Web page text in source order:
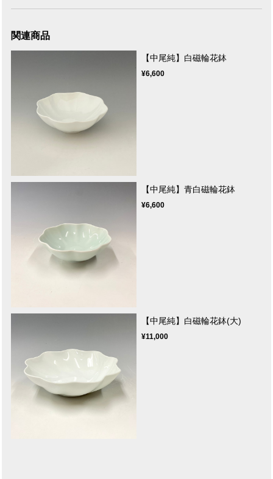
関連商品
【中尾純】白磁輪花鉢
¥6,600
【中尾純】青白磁輪花鉢
¥6,600
【中尾純】白磁輪花鉢(大)
¥11,000